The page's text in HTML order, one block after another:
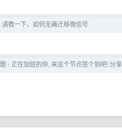
请教一下，如何无痛迁移微信号
› 正在加班的你, 来这个节点签个到吧! 分